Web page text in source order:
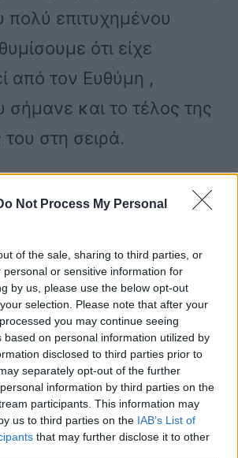
Not Process My Personal
of the sale, sharing to third parties, or
personal or sensitive information for
by us, please use the below opt-out
selection. Please note that after your
you may continue seeing
based on personal information utilized by
disclosed to third parties prior to
separately opt-out of the further
information by third parties on the
participants. This information may
us to third parties on the IAB’s List of
that may further disclose it to other
πολύ επιτυχημένου
ότι είχε
από τον Ευθύμη ,
σήμανε και το τέλος της
στη σειρά.
,δεν είναι η
που έχει συμμετάσχει
δουλειές του
του θεάτρου και της
Σασμό , συμμετείχε